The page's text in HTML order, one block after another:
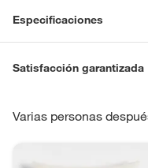
Especificaciones
Material del relleno
Material
Satisfacción garantizada
para hacer una devolución.
Varias personas